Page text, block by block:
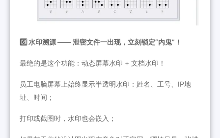
6️⃣ 水印溯源 —— 泄密文件一出现，立刻锁定“内鬼”！
最绝的是这个功能：动态屏幕水印 + 文档水印！
员工电脑屏幕上始终显示半透明水印：姓名、工号、IP地
址、时间；
打印或截图时，水印也会嵌入；